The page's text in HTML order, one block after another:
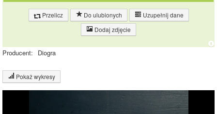
Przelicz Do ulubionych
Uzupełnij dane
Dodaj zdjęcie
Producent: Diogra
Pokaż wykresy
Wykres składu produktu